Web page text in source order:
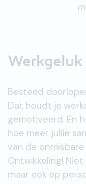
Besteed
Dat houdt je
gemotiveerd. En
hoe meer jullie
van de
Ontwikkeling!
maar ook op